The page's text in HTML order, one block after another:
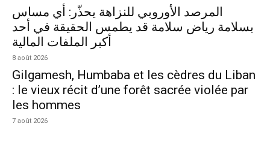
المرصد الأوروبي للنزاهة يحذّر: أي مساس
بسلامة رياض سلامة قد يطمس الحقيقة في أحد
أكبر الملفات المالية
8 août 2026
Gilgamesh, Humbaba et les cèdres du Liban
: le vieux récit d’une forêt sacrée violée par
les hommes
7 août 2026